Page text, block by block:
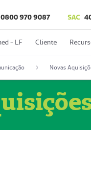
0800 970 9087 SAC
- LF Cliente
Novas